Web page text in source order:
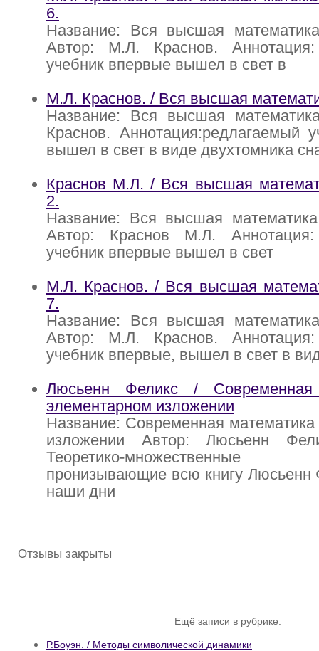
6.
Название: Вся высшая
Автор: М.Л. Краснов.
учебник впервые вышел в свет в
М.Л. Краснов. / Вся высшая
Название: Вся высшая
Краснов. Аннотация:редлагаемый
вышел в свет в виде двухтомника
Краснов М.Л. / Вся высшая
2.
Название: Вся высшая
Автор: Краснов М.Л. Аннотация:
учебник впервые вышел в свет
М.Л. Краснов. / Вся высшая
7.
Название: Вся высшая
Автор: М.Л. Краснов.
учебник впервые, вышел в свет в
Люсьенн Феликс /
элементарном изложении
Название: Современная
изложении Автор: Люсьенн
Теоретико-
пронизывающие всю книгу Люсьенн
наши дни
Отзывы закрыты
Ещё записи в рубрике:
Р.Боуэн. / Методы символической динамики